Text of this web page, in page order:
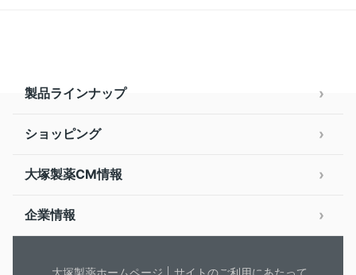
製品ラインナップ
ショッピング
大塚製薬CM情報
企業情報